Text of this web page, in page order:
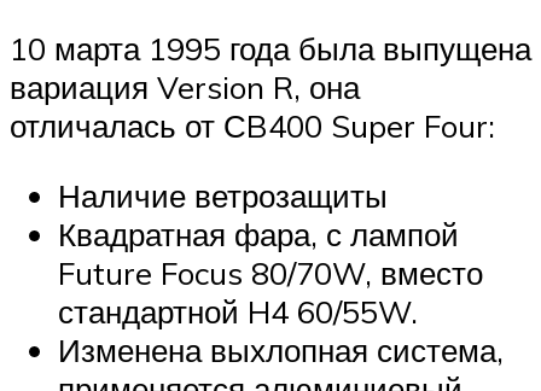
10 марта 1995 года была выпущена
вариация Version R, она
отличалась от СB400 Super Four:
Наличие ветрозащиты
Квадратная фара, с лампой
Future Focus 80/70W, вместо
стандартной H4 60/55W.
Изменена выхлопная система,